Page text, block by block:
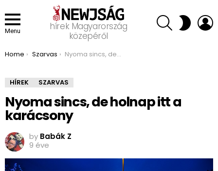
Menu
hírek Magyarország
közepéről
SEARCH SWITCH
SKIN
You are here:
Home Szarvas Nyoma sincs, de holnap itt a karácsony
HÍREK SZARVAS
Nyoma sincs, de holnap itt a
karácsony
by Babák Z
9 éve